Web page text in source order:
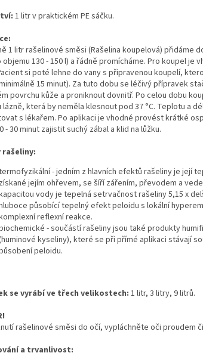
1 litr v praktickém PE sáčku.
1 litr rašelinové směsi (Rašelina koupelová) přidáme
objemu 130 - 150 l) a řádně promícháme. Pro koupel je
si poté lehne do vany s připravenou koupelí,
15 minut). Za tuto dobu se léčivý přípravek
povrchu kůže a proniknout dovnitř. Po celou dobu
která by neměla klesnout pod 37 °C. Teplotu a
s lékařem. Po aplikaci je vhodné provést krátké
- 30 minut zajistit suchý zábal a klid na lůžku.
rašeliny:
- jedním z hlavních efektů rašeliny je její
získané jejím ohřevem, se šíří zářením, převodem a
vody je tepelná setrvačnost rašeliny 5,15 x
působící tepelný efekt peloidu s lokální
reflexní reakce.
- součástí rašeliny jsou také produkty
kyseliny), které se při přímé aplikaci stávají
peloidu.
se vyrábí ve třech velikostech: 1 litr, 3 litry, 9 litrů.
rašelinové směsi do očí, vypláchněte oči proudem
a trvanlivost: